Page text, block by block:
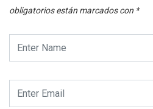
obligatorios están marcados con *